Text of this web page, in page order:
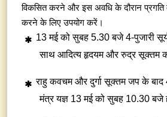
विकसित करने और इस अवधि के दौरान
करने के लिए उपयोग करें।
13 मई को सुबह 5.30 बजे 4-पुजारी
साथ आदित्य हृदयम और रुद्र सूक्तम
राहु कवचम और दुर्गा सूक्तम जप के बाद 4-
मंत्र यज्ञ 13 मई को सुबह 10.30 बजे